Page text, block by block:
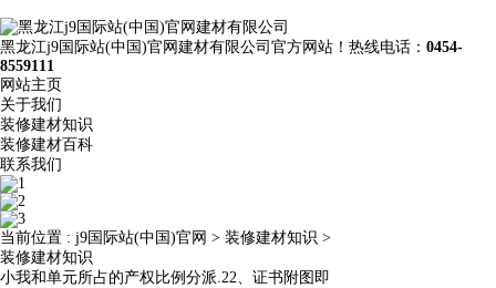
黑龙江j9国际站(中国)官网建材有限公司官方网站！热线电话： 0454-
8559111
网站主页
关于我们
装修建材知识
装修建材百科
联系我们
当前位置 : j9国际站(中国)官网 > 装修建材知识 >
装修建材知识
小我和单元所占的产权比例分派.22、证书附图即